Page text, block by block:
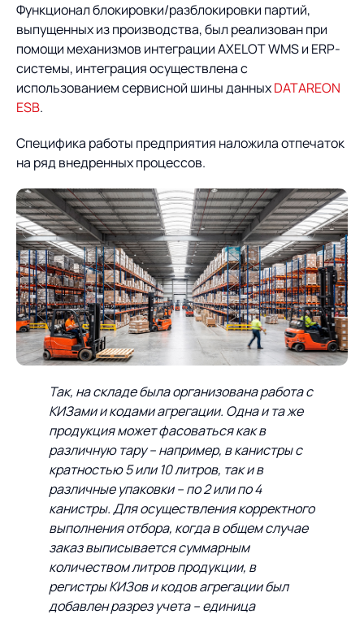
Функционал блокировки/разблокировки партий,
выпущенных из производства, был реализован при
помощи механизмов интеграции AXELOT WMS и ERP-
системы, интеграция осуществлена с
использованием сервисной шины данныхDATAREON
ESB.
Специфика работы предприятия наложила отпечаток
на ряд внедренных процессов.
Так, на складе была организована работа с
КИЗами и кодами агрегации. Одна и та же
продукция может фасоваться как в
различную тару – например, в канистры с
кратностью 5 или 10 литров, так и в
различные упаковки – по 2 или по 4
канистры. Для осуществления корректного
выполнения отбора, когда в общем случае
заказ выписывается суммарным
количеством литров продукции, в
регистры КИЗов и кодов агрегации был
добавлен разрез учета – единица